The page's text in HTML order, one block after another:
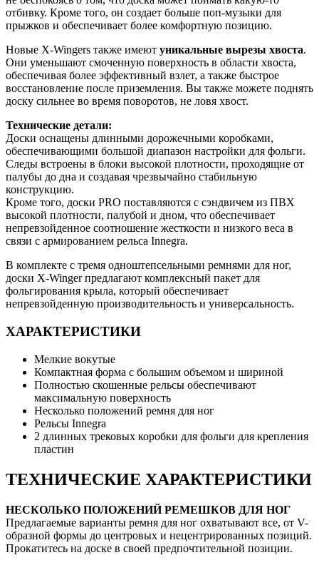
отбивку. Кроме того, он создает больше поп-музыки для
прыжков и обеспечивает более комфортную позицию.
Новые X-Wingers также имеют уникальные вырезы хвоста.
Они уменьшают смоченную поверхность в области хвоста,
обеспечивая более эффективный взлет, а также быстрое
восстановление после приземления. Вы также можете поднять
доску сильнее во время поворотов, не ловя хвост.
Технические детали:
Доски оснащены длинными дорожечными коробками,
обеспечивающими большой диапазон настройки для фольги.
Следы встроены в блоки высокой плотности, проходящие от
палубы до дна и создавая чрезвычайно стабильную
конструкцию.
Кроме того, доски PRO поставляются с сэндвичем из ПВХ
высокой плотности, палубой и дном, что обеспечивает
непревзойденное соотношение жесткости и низкого веса в
связи с армированием рельса Innegra.
В комплекте с тремя одноштепсельными ремнями для ног,
доски X-Winger предлагают комплексный пакет для
фольгирования крыла, который обеспечивает
непревзойденную производительность и универсальность.
ХАРАКТЕРИСТИКИ
Мелкие вокутые
Компактная форма с большим объемом и шириной
Полностью скошенные рельсы обеспечивают
максимальную поверхность
Несколько положений ремня для ног
Рельсы Innegra
2 длинных трековых коробки для фольги для крепления
пластин
ТЕХНИЧЕСКИЕ ХАРАКТЕРИСТИКИ
НЕСКОЛЬКО ПОЛОЖЕНИЙ РЕМЕШКОВ ДЛЯ НОГ
Предлагаемые варианты ремня для ног охватывают все, от V-
образной формы до центровых и нецентрированных позиций.
Прокатитесь на доске в своей предпочтительной позиции.